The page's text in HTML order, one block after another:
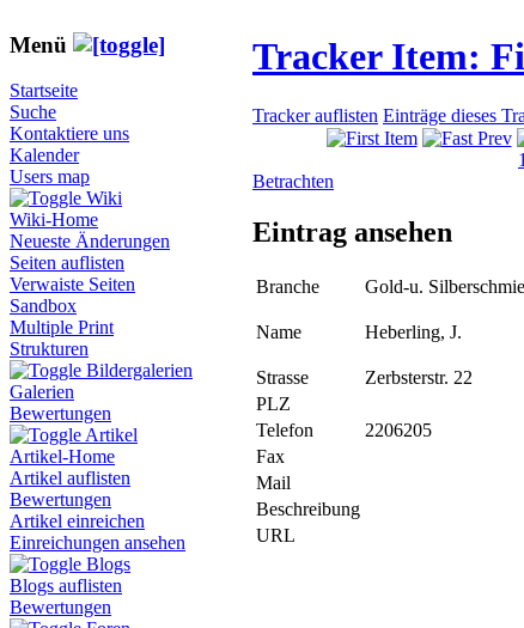
Menü
Startseite
Suche
Kontaktiere uns
Kalender
Users map
Wiki
Wiki-Home
Neueste Änderungen
Seiten auflisten
Verwaiste Seiten
Sandbox
Multiple Print
Strukturen
Bildergalerien
Galerien
Bewertungen
Artikel
Artikel-Home
Artikel auflisten
Bewertungen
Artikel einreichen
Einreichungen ansehen
Blogs
Blogs auflisten
Bewertungen
Tracker Item:
Tracker auflisten Einträge dieses
1
Betrachten
Eintrag ansehen
Branche Gold-u.
Name Heberling, J.
Strasse
Zerbsterstr. 22
PLZ
Telefon
2206205
Fax
Mail
Beschreibung
URL